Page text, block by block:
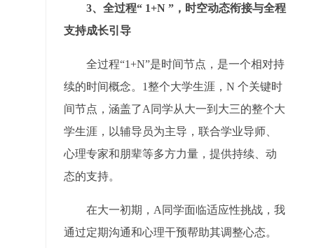
3、 全过程“ 1+N ”，时空动态衔接与全程
支持成长引导
全过程“1+N”是时间节点，是一个相对持
续的时间概念。1整个大学生涯，N 个关键时
间节点，涵盖了A同学从大一到大三的整个大
学生涯，以辅导员为主导，联合学业导师、
心理专家和朋辈等多方力量，提供持续、动
态的支持。
在大一初期，A同学面临适应性挑战，我
通过定期沟通和心理干预帮助其调整心态。